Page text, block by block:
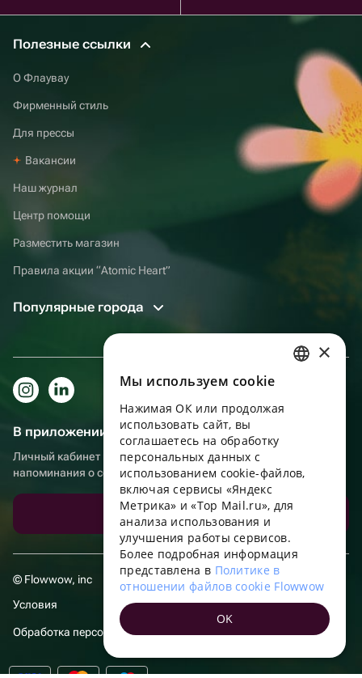
Полезные ссылки
О Флаувау
Фирменный стиль
Для прессы
Вакансии
Наш журнал
Центр помощи
Разместить магазин
Правила акции “Atomic Heart”
Популярные города
В приложении еще удобнее!
Личный кабинет получателя, больше бонусов за покупки и
напоминания о событиях
Скачать приложение
© Flowwow, inc
Условия
Обработка персональных данных
ENGLISH
UKRAINIAN
PORTUGUESE
FRENCH
TURKISH
POLISH
×
Мы используем сookie
Нажимая ОК или продолжая
использовать сайт, вы
соглашаетесь на обработку
персональных данных с
использованием cookie-файлов,
включая сервисы «Яндекс
Метрика» и «Top Mail.ru», для
анализа использования и
улучшения работы сервисов.
Более подробная информация
представлена в Политике в
отношении файлов cookie Flowwow
OK